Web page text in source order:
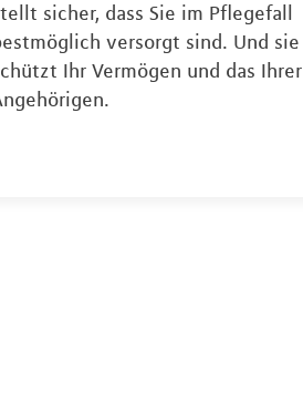
sicher, dass Sie im Pflegefall
versorgt sind. Und sie
Ihr Vermögen und das Ihrer